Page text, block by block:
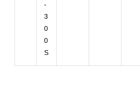
-
3
0
0
S